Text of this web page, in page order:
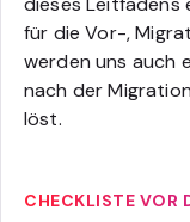
für die Vor-,
werden uns auch
nach der
löst.
CHECKLISTE VOR